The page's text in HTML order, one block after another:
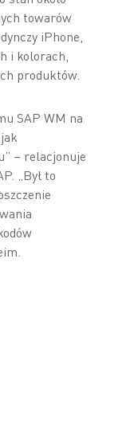
towarów
iPhone,
i kolorach,
produktów.
SAP WM na
– relacjonuje
„Był to